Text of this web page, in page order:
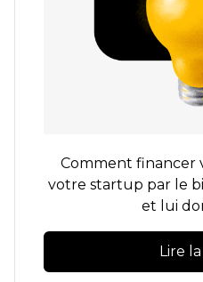
Comment financer
votre startup par le
et lui
Lire